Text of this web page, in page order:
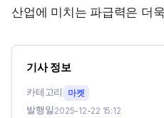
산업에 미치는 파급력은 더
기사 정보
카테고리 마켓
발행일 2025-12-22 15:12